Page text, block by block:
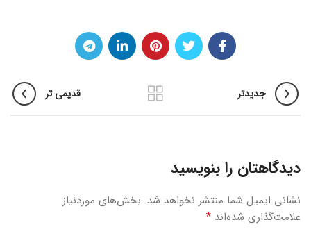
جدیدتر قدیمی تر
دیدگاهتان را بنویسید
نشانی ایمیل شما منتشر نخواهد شد. بخش‌های موردنیاز
علامت‌گذاری شده‌اند *